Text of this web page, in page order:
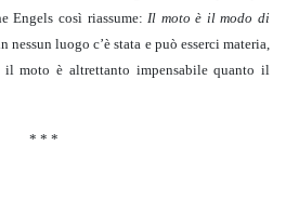
Engels così riassume:Il moto è il modo di
nessun luogo c’è stata e può esserci materia,
il moto è altrettanto impensabile quanto il
* * *